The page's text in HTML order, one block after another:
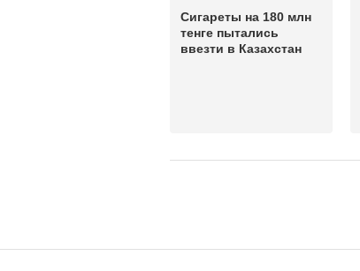
Сигареты на 180 млн
тенге пытались
ввезти в Казахстан